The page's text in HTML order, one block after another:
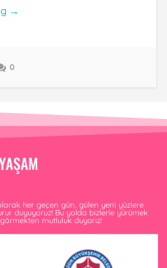
→
0
her geçen gün, gülen yeni yüzlere
duyuyoruz! Bu yolda bizlerle yürümek
mutluluk duyarız!